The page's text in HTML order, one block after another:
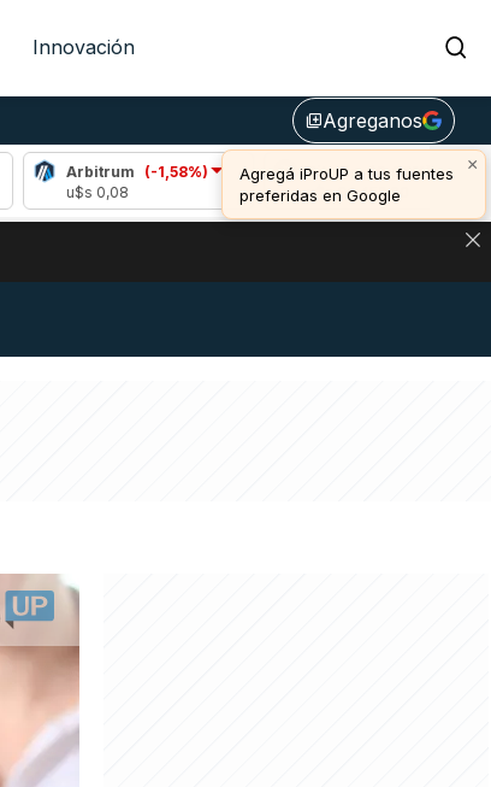
Innovación
library_addAgreganos
×
Agregá iProUP a tus fuentes
preferidas en Google
(-1,58%)
Bitcoin (0,08%)
u$s 64.452,00
BITCOIN Y ESTA SEÑAL DEFINE LOS PRECIOS DE